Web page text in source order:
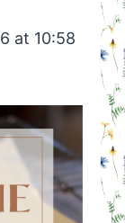
at 10:58